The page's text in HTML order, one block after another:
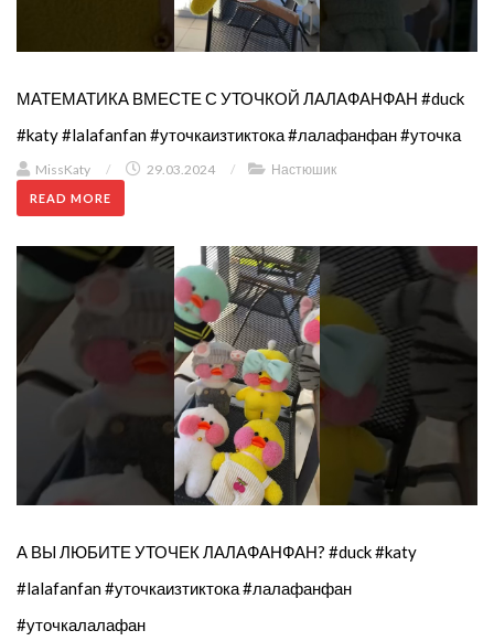
МАТЕМАТИКА ВМЕСТЕ С УТОЧКОЙ ЛАЛАФАНФАН #duck
#katy #lalafanfan #уточкаизтиктока #лалафанфан #уточка
MissKaty / 29.03.2024 / Настюшик
READ MORE
А ВЫ ЛЮБИТЕ УТОЧЕК ЛАЛАФАНФАН? #duck #katy
#lalafanfan #уточкаизтиктока #лалафанфан
#уточкалалафан